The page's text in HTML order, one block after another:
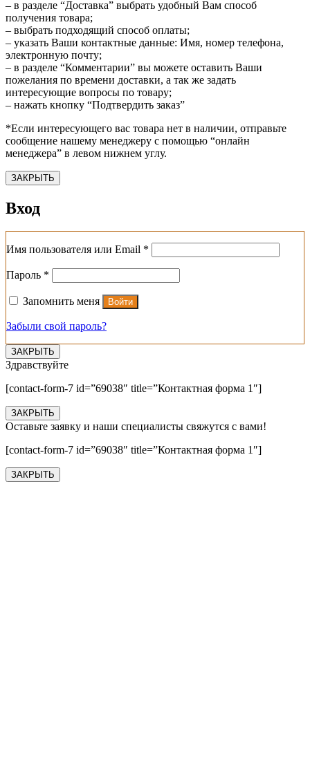
– в разделе “Доставка” выбрать удобный Вам способ
получения товара;
– выбрать подходящий способ оплаты;
– указать Ваши контактные данные: Имя, номер телефона,
электронную почту;
– в разделе “Комментарии” вы можете оставить Ваши
пожелания по времени доставки, а так же задать
интересующие вопросы по товару;
– нажать кнопку “Подтвердить заказ”
*Если интересующего вас товара нет в наличии, отправьте
сообщение нашему менеджеру с помощью “онлайн
менеджера” в левом нижнем углу.
ЗАКРЫТЬ
Вход
Имя пользователя или Email *
Пароль *
Запомнить меня Войти
Забыли свой пароль?
ЗАКРЫТЬ
Здравствуйте
[contact-form-7 id=”69038″ title=”Контактная форма 1″]
ЗАКРЫТЬ
Оставьте заявку и наши специалисты свяжутся с вами!
[contact-form-7 id=”69038″ title=”Контактная форма 1″]
ЗАКРЫТЬ